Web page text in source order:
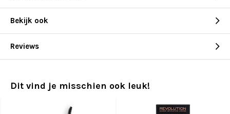
Bekijk ook
Reviews
Dit vind je misschien ook leuk!